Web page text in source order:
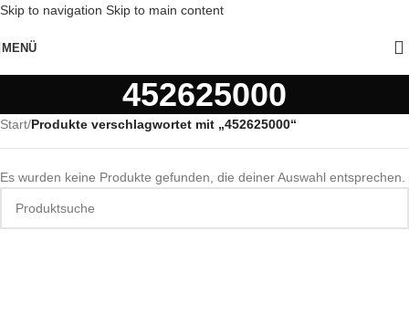
Skip to navigation Skip to main content
MENÜ
452625000
Start/Produkte verschlagwortet mit „452625000“
Es wurden keine Produkte gefunden, die deiner Auswahl entsprechen.